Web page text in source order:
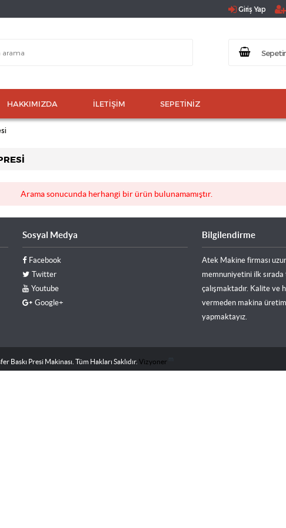
Giriş Yap
HAKKIMIZDA İLETIŞIM SEPETINIZ
Arama sonucunda herhangi bir ürün bulunamamıştır.
Sosyal Medya
Facebook
Twitter
Youtube
Google+
Bilgilendirme
Atek Makine firması
memnuniyetini ilk
çalışmaktadır. Kalite ve
vermeden makina
yapmaktayız.
Baskı Presi Makinası. Tüm Hakları Saklıdır. Vizyoner m